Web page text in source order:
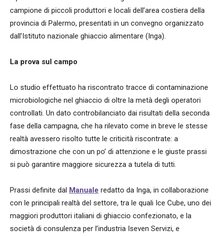
campione di piccoli produttori e locali dell’area costiera della
provincia di Palermo, presentati in un convegno organizzato
dall’Istituto nazionale ghiaccio alimentare (Inga).
La prova sul campo
Lo studio effettuato ha riscontrato tracce di contaminazione
microbiologiche nel ghiaccio di oltre la metà degli operatori
controllati. Un dato controbilanciato dai risultati della seconda
fase della campagna, che ha rilevato come in breve le stesse
realtà avessero risolto tutte le criticità riscontrate: a
dimostrazione che con un po’ di attenzione e le giuste prassi
si può garantire maggiore sicurezza a tutela di tutti.
Prassi definite dal Manuale redatto da Inga, in collaborazione
con le principali realtà del settore, tra le quali Ice Cube, uno dei
maggiori produttori italiani di ghiaccio confezionato, e la
società di consulenza per l’industria Iseven Servizi, e